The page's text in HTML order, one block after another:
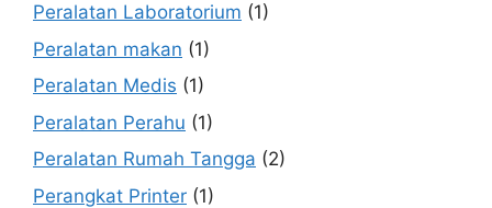
Peralatan Laboratorium (1)
Peralatan makan (1)
Peralatan Medis (1)
Peralatan Perahu (1)
Peralatan Rumah Tangga (2)
Perangkat Printer (1)